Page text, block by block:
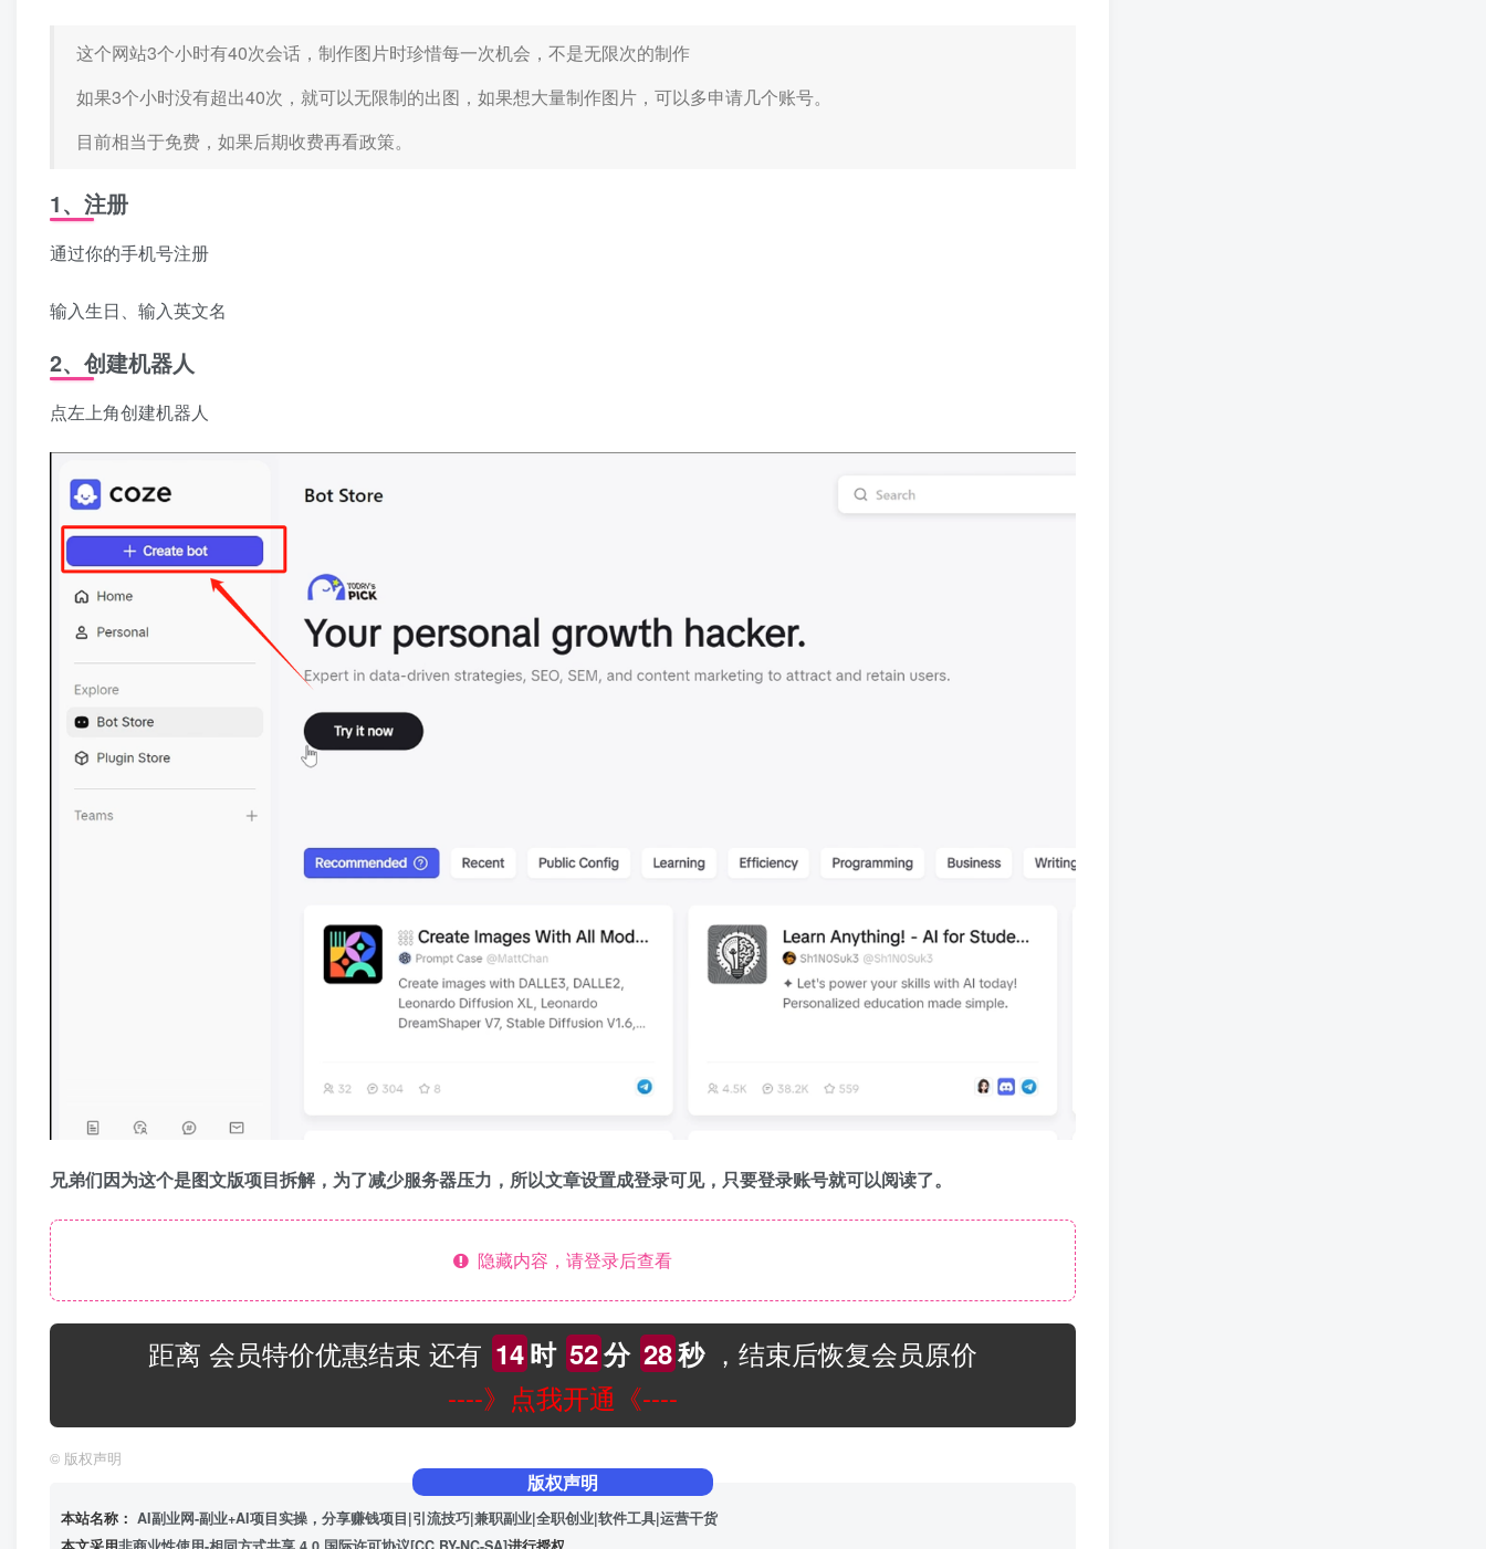
这个网站3个小时有40次会话，制作图片时珍惜每一次机会，不是无限次的制作
如果3个小时没有超出40次，就可以无限制的出图，如果想大量制作图片，可以多申请几个账号。
目前相当于免费，如果后期收费再看政策。
1、注册
通过你的手机号注册
输入生日、输入英文名
2、创建机器人
点左上角创建机器人
兄弟们因为这个是图文版项目拆解，为了减少服务器压力，所以文章设置成登录可见，只要登录账号就可以阅读了。
隐藏内容，请登录后查看
距离 会员特价优惠结束 还有 14时 52分 27秒，结束后恢复会员原价
----》点我开通《----
© 版权声明
版权声明
本站名称： AI副业网-副业+AI项目实操，分享赚钱项目|引流技巧|兼职副业|全职创业|软件工具|运营干货